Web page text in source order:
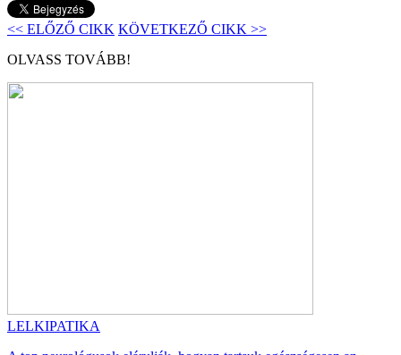
<< ELŐZŐ CIKK KÖVETKEZŐ CIKK >>
OLVASS TOVÁBB!
LELKIPATIKA